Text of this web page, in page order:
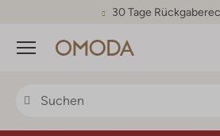
30 Tage
Menü